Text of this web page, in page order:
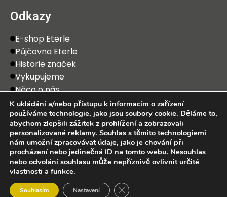
Odkazy
E-shop Eterle
Půjčovna Eterle
Historie značek
Vykupujeme
Něco o nás
2025 Eterle CZ, s.r.o. Všechna práva vyhrazena.
K ukládání a/nebo přístupu k informacím o zařízení
používáme technologie, jako jsou soubory cookie. Děláme to,
abychom zlepšili zážitek z prohlížení a zobrazovali
personalizované reklamy. Souhlas s těmito technologiemi
nám umožní zpracovávat údaje, jako je chování při
procházení nebo jedinečná ID na tomto webu. Nesouhlas
nebo odvolání souhlasu může nepříznivě ovlivnit určité
vlastnosti a funkce.
Souhlasím Nastavení Zavřít cookie lištu GDPR